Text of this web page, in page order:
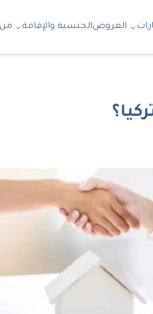
العروضالجنسية والإقامة